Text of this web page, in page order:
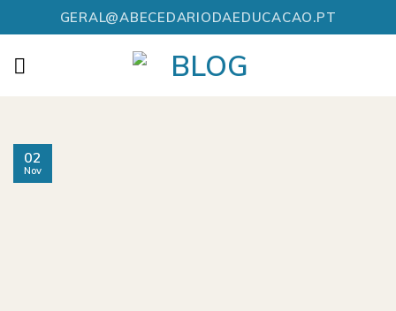
to
content
GERAL@ABECEDARIODAEDUCACAO.PT
02
Nov